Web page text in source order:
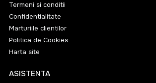
Termeni si conditii
Confidentialitate
Marturiile clientilor
Politica de Cookies
Harta site
ASISTENTA